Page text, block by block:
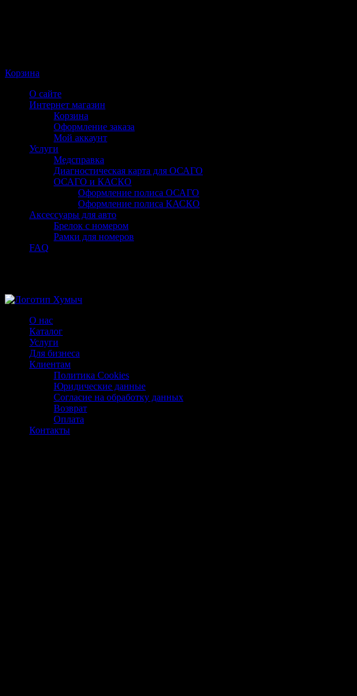
Корзина
О сайте
Интернет магазин
Корзина
Оформление заказа
Мой аккаунт
Услуги
Медсправка
Диагностическая карта для ОСАГО
ОСАГО и КАСКО
Оформление полиса ОСАГО
Оформление полиса КАСКО
Аксессуары для авто
Брелок с номером
Рамки для номеров
FAQ
О нас
Каталог
Услуги
Для бизнеса
Клиентам
Политика Cookies
Юридические данные
Согласие на обработку данных
Возврат
Оплата
Контакты